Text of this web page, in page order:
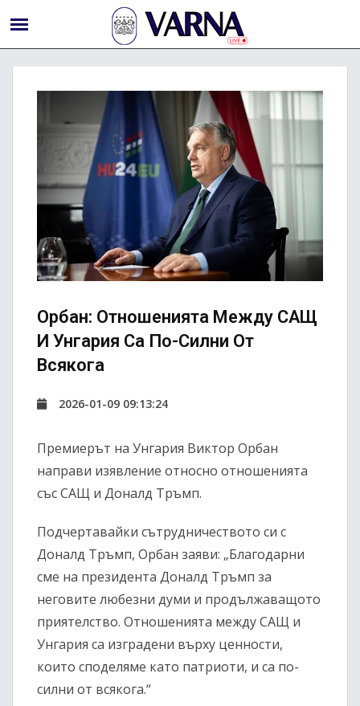
Орбан: Отношенията Между САЩ
И Унгария Са По-Силни От
Всякога
2026-01-09 09:13:24
Премиерът на Унгария Виктор Орбан
направи изявление относно отношенията
със САЩ и Доналд Тръмп.
Подчертавайки сътрудничеството си с
Доналд Тръмп, Орбан заяви: „Благодарни
сме на президента Доналд Тръмп за
неговите любезни думи и продължаващото
приятелство. Отношенията между САЩ и
Унгария са изградени върху ценности,
които споделяме като патриоти, и са по-
силни от всякога.“